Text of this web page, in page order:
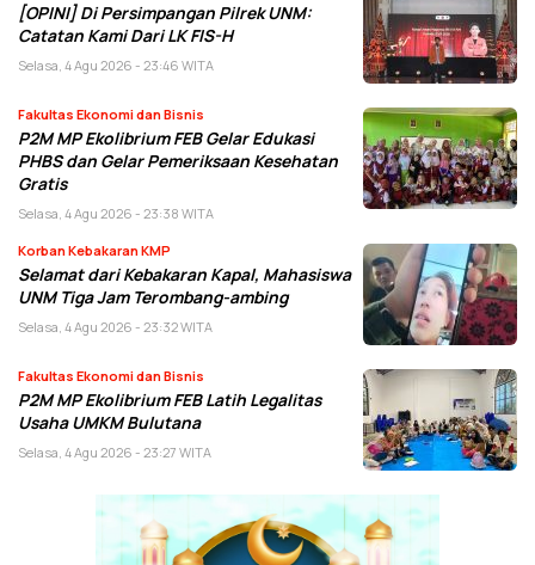
[OPINI] Di Persimpangan Pilrek UNM:
Catatan Kami Dari LK FIS-H
Selasa, 4 Agu 2026 - 23:46 WITA
Fakultas Ekonomi dan Bisnis
P2M MP Ekolibrium FEB Gelar Edukasi
PHBS dan Gelar Pemeriksaan Kesehatan
Gratis
Selasa, 4 Agu 2026 - 23:38 WITA
Korban Kebakaran KMP
Selamat dari Kebakaran Kapal, Mahasiswa
UNM Tiga Jam Terombang-ambing
Selasa, 4 Agu 2026 - 23:32 WITA
Fakultas Ekonomi dan Bisnis
P2M MP Ekolibrium FEB Latih Legalitas
Usaha UMKM Bulutana
Selasa, 4 Agu 2026 - 23:27 WITA